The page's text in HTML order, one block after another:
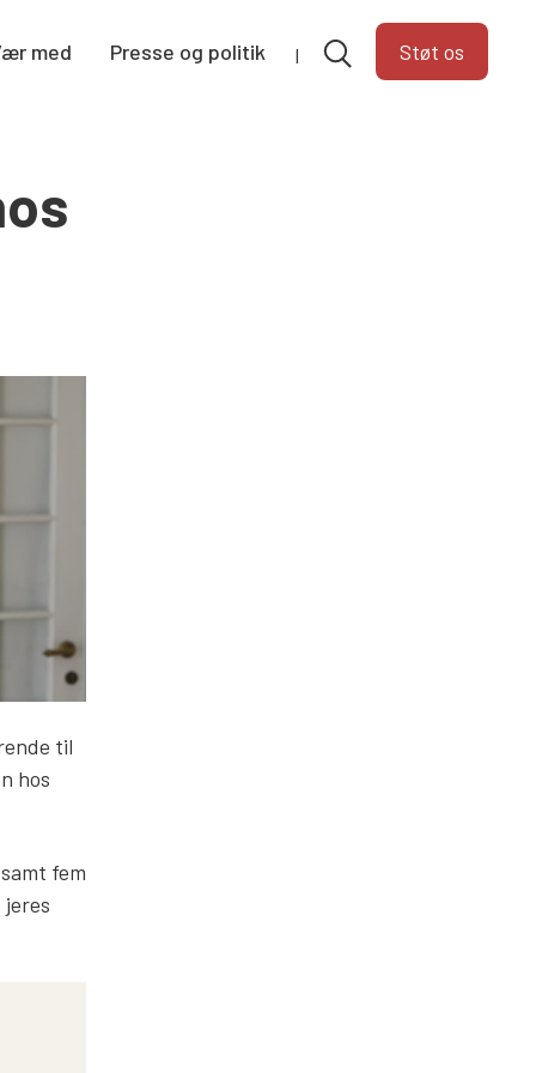
med Presse og politik Støt os
til
hos
fem